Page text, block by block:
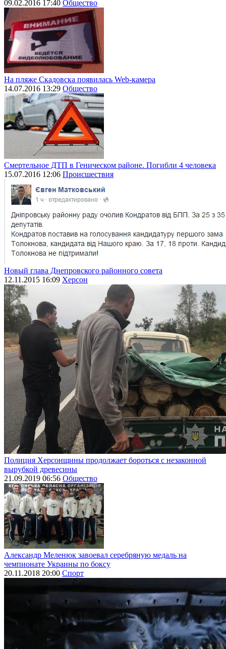
09.02.2016 17:40 Общество
На пляже Скадовска появилась Web-камера
14.07.2016 13:29 Общество
Смертельное ДТП в Геническом районе. Погибли 4 человека
15.07.2016 12:06 Происшествия
Новый глава Днепровского районного совета
12.11.2015 16:09 Херсон
Полиция Херсонщины продолжает бороться с незаконной
вырубкой древесины
21.09.2019 06:56 Общество
Александр Меленюк завоевал серебряную медаль на
чемпионате Украины по боксу
20.11.2018 20:00 Спорт